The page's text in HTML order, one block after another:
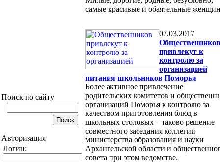
Поиск по сайту
Авторизация
Логин:
самые красивые и обаятельные
07.03.2017
Общественников
привлекут к
контролю за
организацией
питания школьников Поморья
Более активное привлечение
родительских комитетов и
организаций Поморья к контролю за
качеством приготовления блюд в
школьных столовых – таково решение
совместного заседания коллегии
министерства образования и науки
Архангельской области и
совета при этом ведомстве.